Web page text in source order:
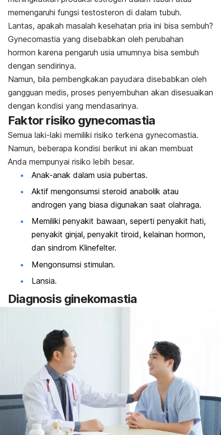
memengaruhi fungsi testosteron di dalam tubuh.
Lantas, apakah masalah kesehatan pria ini bisa sembuh?
Gynecomastia yang disebabkan oleh perubahan
hormon karena pengaruh usia umumnya bisa sembuh
dengan sendirinya.
Namun, bila pembengkakan payudara disebabkan oleh
gangguan medis, proses penyembuhan akan disesuaikan
dengan kondisi yang mendasarinya.
Faktor risiko gynecomastia
Semua laki-laki memiliki risiko terkena gynecomastia.
Namun, beberapa kondisi berikut ini akan membuat
Anda mempunyai risiko lebih besar.
Anak-anak dalam usia pubertas.
Aktif mengonsumsi steroid anabolik atau
androgen yang biasa digunakan saat olahraga.
Memiliki penyakit bawaan, seperti penyakit hati,
penyakit ginjal, penyakit tiroid, kelainan hormon,
dan sindrom Klinefelter.
Mengonsumsi stimulan.
Lansia.
Diagnosis ginekomastia